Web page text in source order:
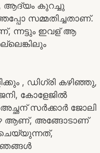
ആദ്യം കുറച്ചു
സമ്മതിച്ചതാണ്.
ന്നട്ടും ഇവള് ആ
, ഡിഗ്രി കഴിഞ്ഞു,
കോളേജിൽ
സർക്കാർ ജോലി
ആണ്, അങ്ങോടാണ്‌
ഞങ്ങൾ